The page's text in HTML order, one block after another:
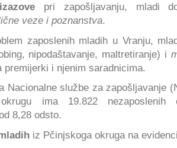
pri zapošljavanju, mladi
veze i poznanstva.
zaposlenih mladih u Vranju,
nipodaštavanje, maltretiranje) i
premijerki i njenim saradnicima.
Nacionalne službe za zapošljavanje
ima 19.822 nezaposlenih
8,28 odsto.
iz Pčinjskoga okruga na